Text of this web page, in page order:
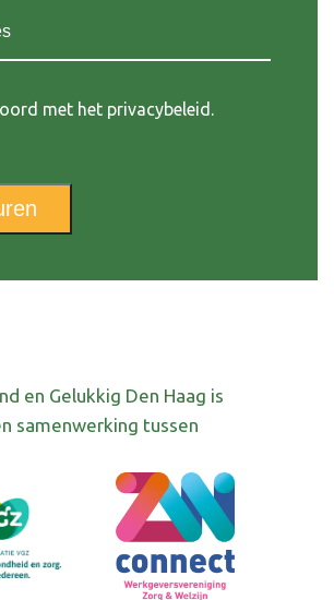
met het privacybeleid.
en Gelukkig Den Haag is
samenwerking tussen